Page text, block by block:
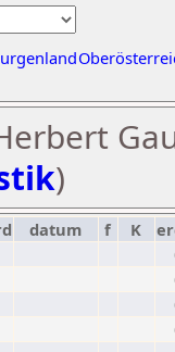
)
datum f K